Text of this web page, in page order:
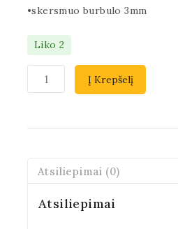
•skersmuo burbulo 3mm
Liko 2
Į Krepšelį
Atsiliepimai (0)
Atsiliepimai